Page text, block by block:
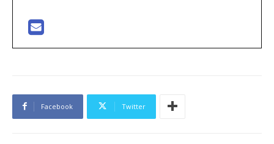
Facebook Twitter